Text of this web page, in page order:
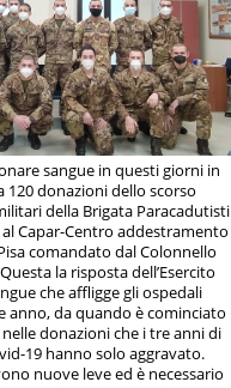
sangue in questi giorni in
120 donazioni dello scorso
della Brigata Paracadutisti
Capar-Centro addestramento
comandato dal Colonnello
la risposta dell’Esercito
che affligge gli ospedali
anno, da quando è cominciato
donazioni che i tre anni di
19 hanno solo aggravato.
nuove leve ed è necessario